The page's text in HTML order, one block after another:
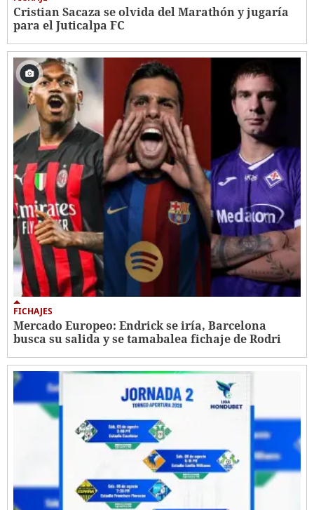
Cristian Sacaza se olvida del Marathón y jugaría
para el Juticalpa FC
FICHAJES
Mercado Europeo: Endrick se iría, Barcelona
busca su salida y se tamabalea fichaje de Rodri